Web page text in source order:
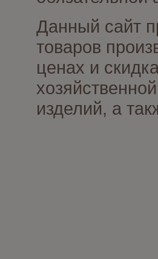
Данный сайт
товаров
ценах и
изделий, а